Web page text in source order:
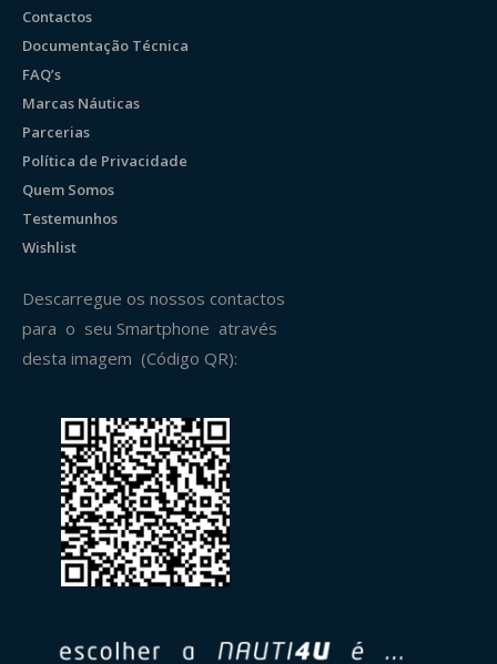
Contactos
Documentação Técnica
FAQ’s
Marcas Náuticas
Parcerias
Política de Privacidade
Quem Somos
Testemunhos
Wishlist
Descarregue os nossos contactos
para o seu Smartphone através
desta imagem (Código QR):